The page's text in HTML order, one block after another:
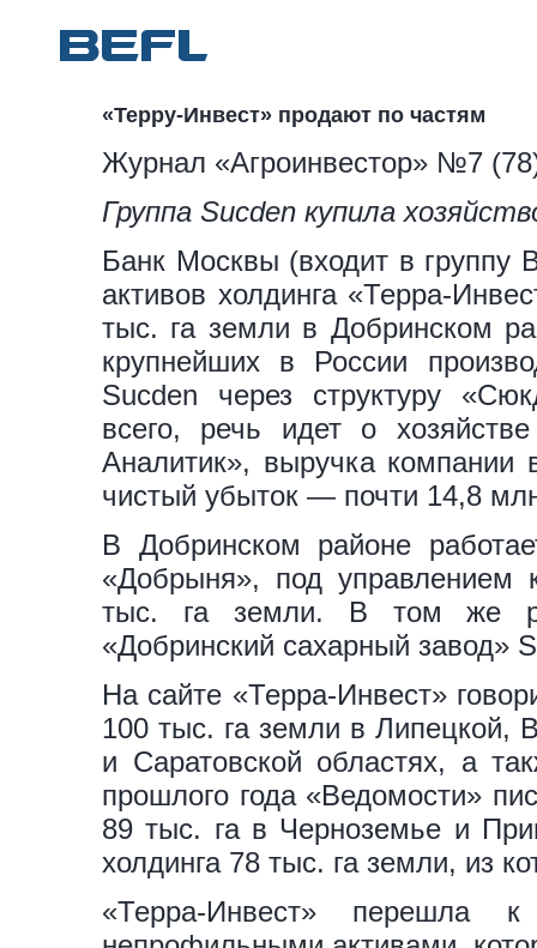
«Терру-Инвест» продают по частям
Журнал «Агроинвестор» №7
Группа Sucden купила
Банк Москвы (входит в группу
активов холдинга «Терра-
тыс. га земли в Добринском
крупнейших в России
Sucden через структуру
всего, речь идет о
Аналитик», выручка компании
чистый убыток — почти 14,8
В Добринском районе
«Добрыня», под управлением
тыс. га земли. В том же
«Добринский сахарный завод»
На сайте «Терра-Инвест»
100 тыс. га земли в Липецкой,
и Саратовской областях, а
прошлого года «Ведомости»
89 тыс. га в Черноземье и
холдинга 78 тыс. га земли, из
«Терра-Инвест»